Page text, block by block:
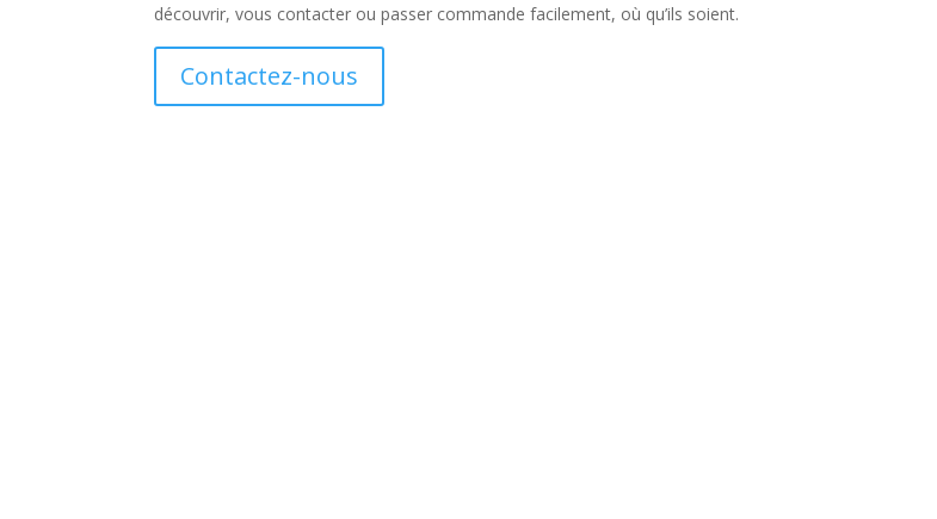
découvrir, vous contacter ou passer commande facilement, où qu’ils soient.
Contactez-nous